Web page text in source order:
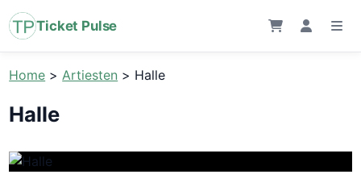
Ticket Pulse
Home >Artiesten > Halle
Halle